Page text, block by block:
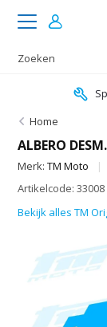
Home
ALBERO
Merk:TM Moto
Artikelcode: 33008
Bekijk alles TM